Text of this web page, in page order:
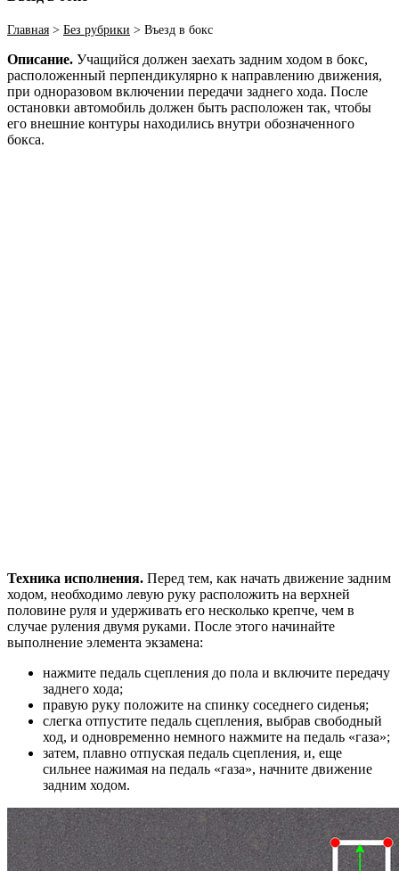
Главная > Без рубрики > Въезд в бокс
Описание. Учащийся должен заехать задним ходом в бокс,
расположенный перпендикулярно к направлению движения,
при одноразовом включении передачи заднего хода. После
остановки автомобиль должен быть расположен так, чтобы
его внешние контуры находились внутри обозначенного
бокса.
Техника исполнения. Перед тем, как начать движение задним
ходом, необходимо левую руку расположить на верхней
половине руля и удерживать его несколько крепче, чем в
случае руления двумя руками. После этого начинайте
выполнение элемента экзамена:
нажмите педаль сцепления до пола и включите передачу
заднего хода;
правую руку положите на спинку соседнего сиденья;
слегка отпустите педаль сцепления, выбрав свободный
ход, и одновременно немного нажмите на педаль «газа»;
затем, плавно отпуская педаль сцепления, и, еще
сильнее нажимая на педаль «газа», начните движение
задним ходом.